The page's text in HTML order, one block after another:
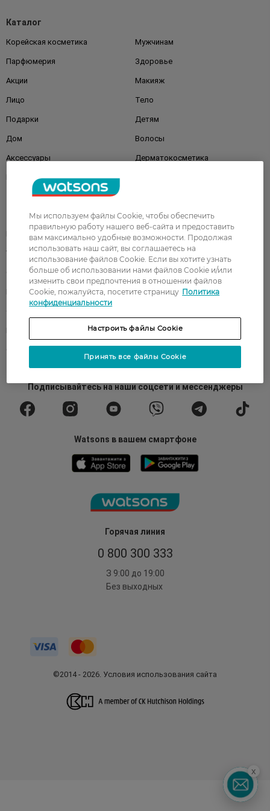
Горячая линия
0 800 300 333
З 9:00 до 19:00
Без выходных
Каталог
Корейская косметика Мужчинам
Парфюмерия Здоровье
Акции Макияж
Лицо Тело
Подарки Детям
Дом Волосы
Аксессуары Дерматокосметика
Клиентам
Правила и условия Магазины
Watsons Club Подарочные сертификаты
О Watsons Карьера в Watsons
Контакты Блог
Политика конфиденциальности Публичная оферта
СМИ о нас
Подписывайтесьна наши соцсети и мессенджеры
Watsons в вашем смартфоне
©2014 - 2026. Условия использования сайта
x
Мы используем файлы Cookie, чтобы обеспечить
правильную работу нашего веб-сайта и предоставить
вам максимально удобные возможности. Продолжая
использовать наш сайт, вы соглашаетесь на
использование файлов Cookie. Если вы хотите узнать
больше об использовании нами файлов Cookie и/или
изменить свои предпочтения в отношении файлов
Cookie, пожалуйста, посетите страницу Политика
конфиденциальности
Настроить файлы Cookie
Принять все файлы Cookie